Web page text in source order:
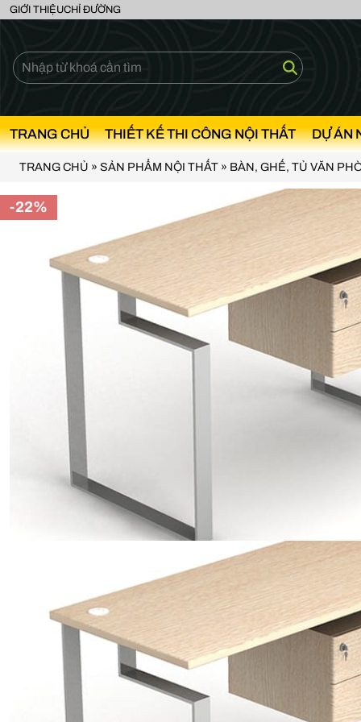
GIỚI THIỆUCHỈ ĐƯỜNG
TRANG CHỦ THIẾT KẾ THI CÔNG NỘI THẤT DỰ ÁN
TRANG CHỦ » SẢN PHẨM NỘI THẤT » BÀN, GHẾ, TỦ VĂN
-22%